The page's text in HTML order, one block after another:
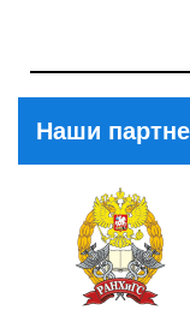
Наши